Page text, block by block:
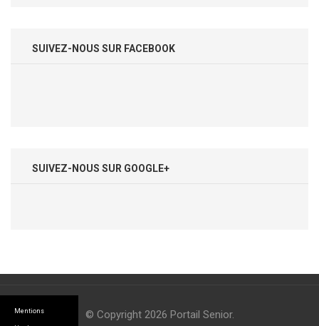
Mentions
SUIVEZ-NOUS SUR FACEBOOK
SUIVEZ-NOUS SUR GOOGLE+
© Copyright 2026 Portail Senior.